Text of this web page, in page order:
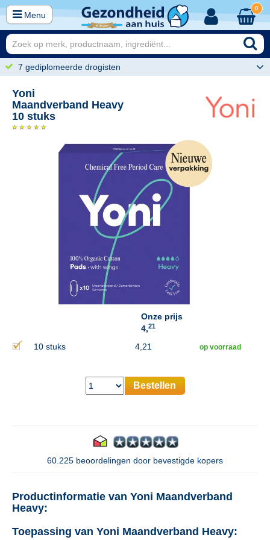
Menu
0
7 gediplomeerde drogisten
Yoni
Maandverband Heavy
10 stuks
Onze prijs
4,21
10 stuks 4,21 op voorraad
Bestellen
60.225 beoordelingen door bevestigde kopers
Productinformatie van Yoni Maandverband
Heavy:
Toepassing van Yoni Maandverband Heavy: